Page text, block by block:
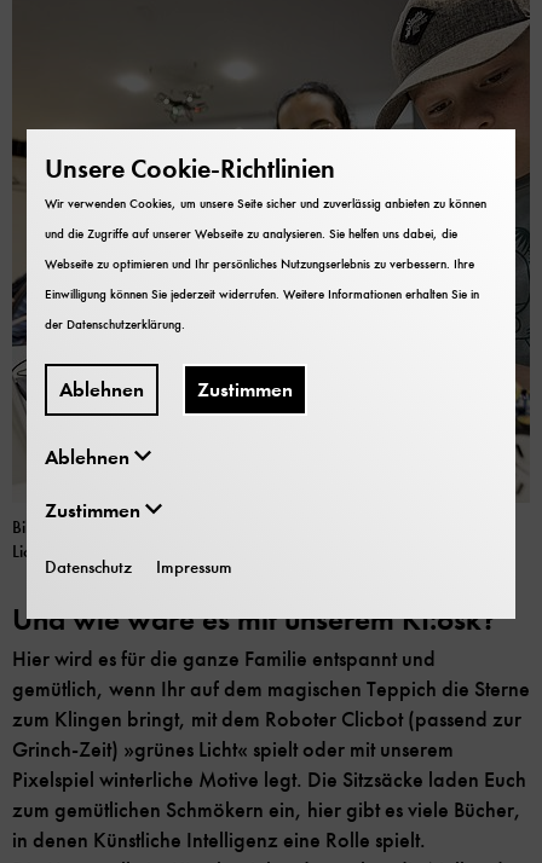
Bild: Deutsches Museum
Lichtenscheidt
Und wie wäre es mit unserem KI:osk?
Hier wird es für die ganze Familie entspannt und
gemütlich, wenn Ihr auf dem magischen Teppich die Sterne
zum Klingen bringt, mit dem Roboter Clicbot (passend zur
Grinch-Zeit) »grünes Licht« spielt oder mit unserem
Pixelspiel winterliche Motive legt. Die Sitzsäcke laden Euch
zum gemütlichen Schmökern ein, hier gibt es viele Bücher,
in denen Künstliche Intelligenz eine Rolle spielt.
Unsere Cookie-Richtlinien
Wir verwenden Cookies, um unsere Seite sicher und zuverlässig anbieten zu können
und die Zugriffe auf unserer Webseite zu analysieren. Sie helfen uns dabei, die
Webseite zu optimieren und Ihr persönliches Nutzungserlebnis zu verbessern. Ihre
Einwilligung können Sie jederzeit widerrufen. Weitere Informationen erhalten Sie in
derDatenschutzerklärung.
Ablehnen Zustimmen
Ablehnen
Zustimmen
Datenschutz Impressum